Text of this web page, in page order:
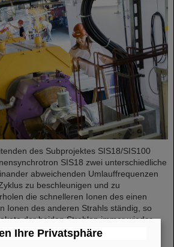
des Subprojektes SIS18/SIS100
SIS18 zwei unterschiedliche
abweichenden Umlauffrequenzen
zu beschleunigen und zu
die schnelleren Ionen des einen
Ionen des anderen Strahls ständig, so
der beiden Strahlen immer wieder
einmalige Verfahren unterstreicht
Ihre Privatsphäre